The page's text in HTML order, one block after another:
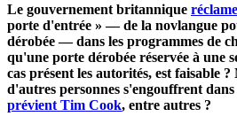
Le gouvernement britannique
porte d'entrée » — de la novlangue
dérobée — dans les programmes de
qu'une porte dérobée réservée à une
cas présent les autorités, est faisable
d'autres personnes s'engouffrent
prévient Tim Cook, entre autres ?